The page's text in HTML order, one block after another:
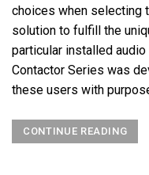
choices when selecting
solution to fulfill the
particular installed
Contactor Series was
these users with
CONTINUE READING